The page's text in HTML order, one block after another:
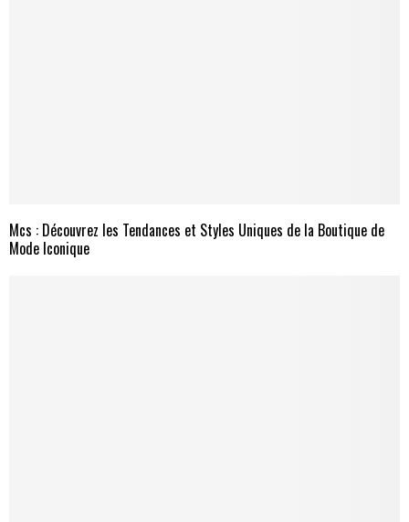
Mcs : Découvrez les Tendances et Styles Uniques de la Boutique de
Mode Iconique